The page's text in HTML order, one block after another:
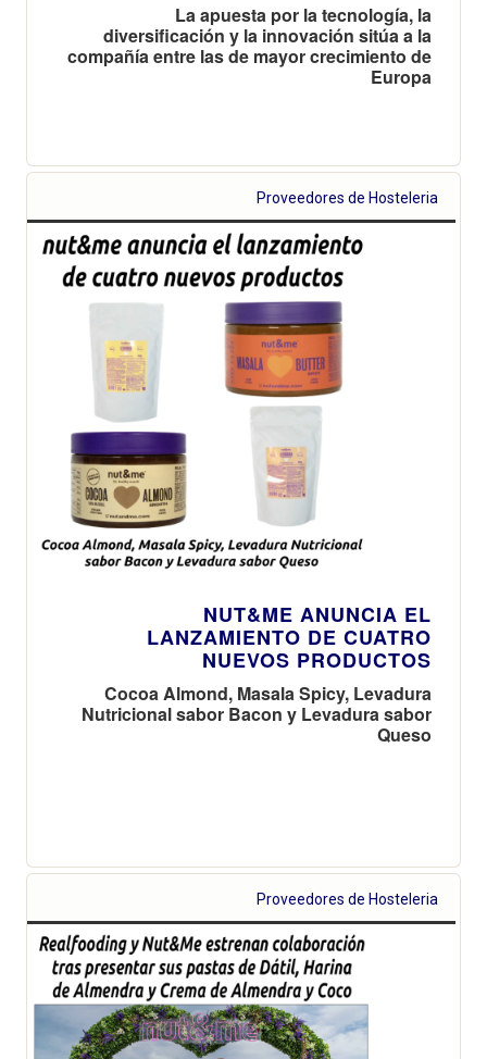
La apuesta por la tecnología, la
diversificación y la innovación sitúa a la
compañía entre las de mayor crecimiento de
Europa
Proveedores de Hosteleria
NUT&ME ANUNCIA EL
LANZAMIENTO DE CUATRO
NUEVOS PRODUCTOS
Cocoa Almond, Masala Spicy, Levadura
Nutricional sabor Bacon y Levadura sabor
Queso
Proveedores de Hosteleria